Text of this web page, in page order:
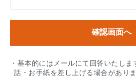
・基本的にはメールにて回答いたし
話・お手紙を差し上げる場合がありま